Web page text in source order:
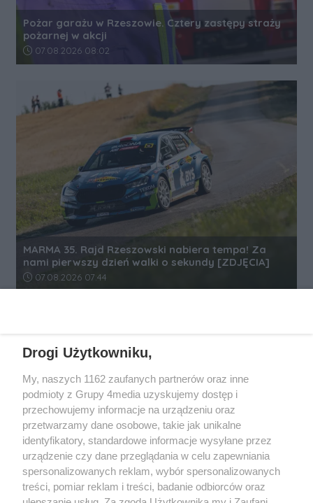
Pożar garażu w Rzeszowie. Cztery zastępy straży
pożarnej w akcji
Data dodania artykułu:
07.08.2026 08:02
MARMA 35. Rajd Rzeszowski nabiera tempa! Za
nami pierwszy dzień walki o sekundy [ZDJĘCIA]
Data dodania artykułu:
07.08.2026 07:44
Wydawcąrzeszow-info.pljest:
FUNDACJA MEDIÓW NIEZALEŻNYCH LIBERTAS
Drogi Użytkowniku,
My, naszych 1162 zaufanych partnerów oraz inne
podmioty z Grupy 4media uzyskujemy dostęp i
przechowujemy informacje na urządzeniu oraz
przetwarzamy dane osobowe, takie jak unikalne
identyfikatory, standardowe informacje wysyłane przez
urządzenie czy dane przeglądania w celu zapewniania
spersonalizowanych reklam, wybór spersonalizowanych
treści, pomiar reklam i treści, badanie odbiorców oraz